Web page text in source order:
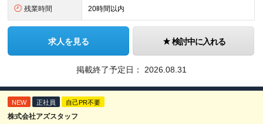
残業時間 20時間以内
求人を見る 検討中に入れる
掲載終了予定日： 2026.08.31
NEW 正社員 自己PR不要
株式会社アズスタッフ